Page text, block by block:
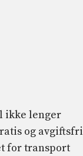
ikke lenger
og avgiftsfri
for transport